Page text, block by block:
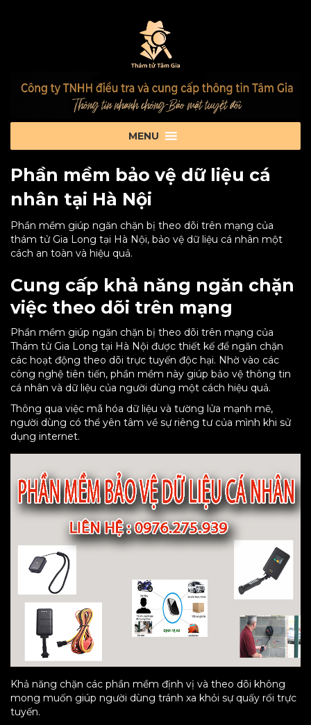
Phần mềm bảo vệ dữ liệu cá
nhân tại Hà Nội
Phần mềm giúp ngăn chặn bị theo dõi trên mạng của
thám tử Gia Long tại Hà Nội, bảo vệ dữ liệu cá nhân một
cách an toàn và hiệu quả.
Cung cấp khả năng ngăn chặn
việc theo dõi trên mạng
Phần mềm giúp ngăn chặn bị theo dõi trên mạng của
Thám tử Gia Long tại Hà Nội được thiết kế để ngăn chặn
các hoạt động theo dõi trực tuyến độc hại. Nhờ vào các
công nghệ tiên tiến, phần mềm này giúp bảo vệ thông tin
cá nhân và dữ liệu của người dùng một cách hiệu quả.
Thông qua việc mã hóa dữ liệu và tường lửa mạnh mẽ,
người dùng có thể yên tâm về sự riêng tư của mình khi sử
dụng internet.
Khả năng chặn các phần mềm định vị và theo dõi không
mong muốn giúp người dùng tránh xa khỏi sự quấy rối trực
tuyến.